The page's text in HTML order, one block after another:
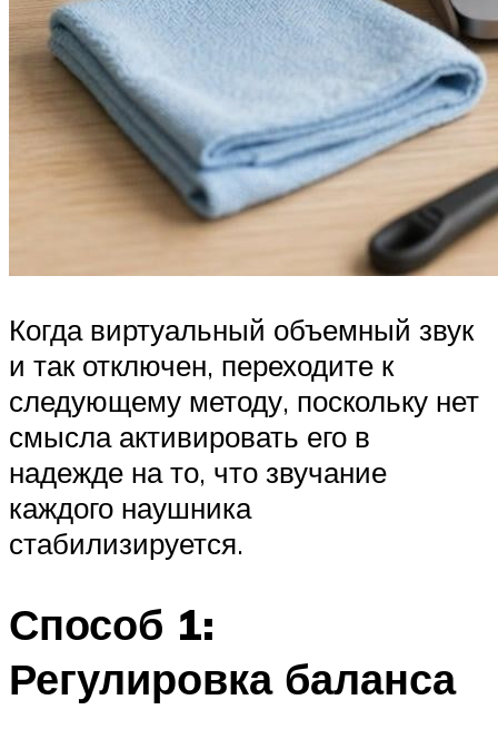
Когда виртуальный объемный звук
и так отключен, переходите к
следующему методу, поскольку нет
смысла активировать его в
надежде на то, что звучание
каждого наушника
стабилизируется.
Способ 1:
Регулировка баланса